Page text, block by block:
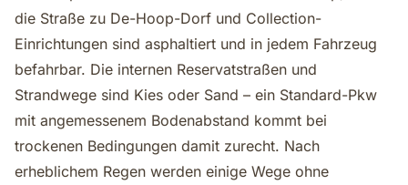
die Straße zu De-Hoop-Dorf und Collection-
Einrichtungen sind asphaltiert und in jedem Fahrzeug
befahrbar. Die internen Reservatstraßen und
Strandwege sind Kies oder Sand – ein Standard-Pkw
mit angemessenem Bodenabstand kommt bei
trockenen Bedingungen damit zurecht. Nach
erheblichem Regen werden einige Wege ohne